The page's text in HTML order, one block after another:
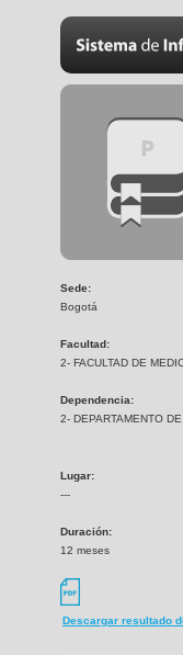
Sede:
Bogotá
Facultad:
2- FACULTAD DE
Dependencia:
2- DEPARTAMENTO
Lugar:
---
Duración:
12 meses
Descargar resultado